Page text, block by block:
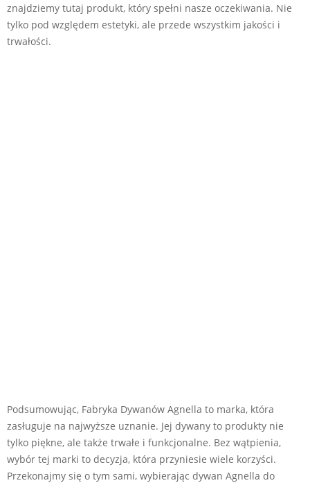
znajdziemy tutaj produkt, który spełni nasze oczekiwania. Nie
tylko pod względem estetyki, ale przede wszystkim jakości i
trwałości.
Podsumowując, Fabryka Dywanów Agnella to marka, która
zasługuje na najwyższe uznanie. Jej dywany to produkty nie
tylko piękne, ale także trwałe i funkcjonalne. Bez wątpienia,
wybór tej marki to decyzja, która przyniesie wiele korzyści.
Przekonajmy się o tym sami, wybierając dywan Agnella do